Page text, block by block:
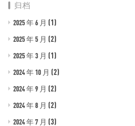
归档
2025 年 6 月 (1)
2025 年 5 月 (2)
2025 年 3 月 (1)
2024 年 10 月 (2)
2024 年 9 月 (2)
2024 年 8 月 (2)
2024 年 7 月 (3)